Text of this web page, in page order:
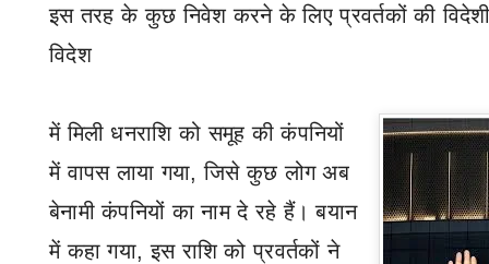
इस तरह के कुछ निवेश करने के लिए प्रवर्तकों की
विदेश
मेंमिली धनराशि को समूह की कंपनियों
मेंवापस लाया गया,जिसे कुछ लोग अब
बेनामी कंपनियों का नाम दे रहे हैं। बयान
में कहा गया,इस राशि को प्रवर्तकों ने